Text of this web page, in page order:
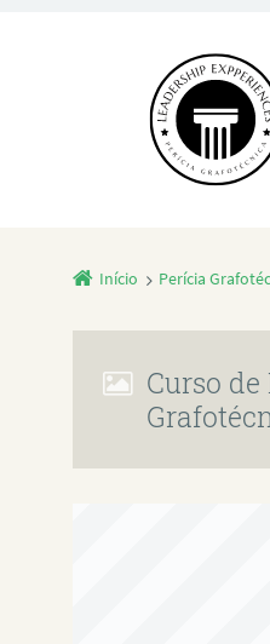
Início Perícia
Curso